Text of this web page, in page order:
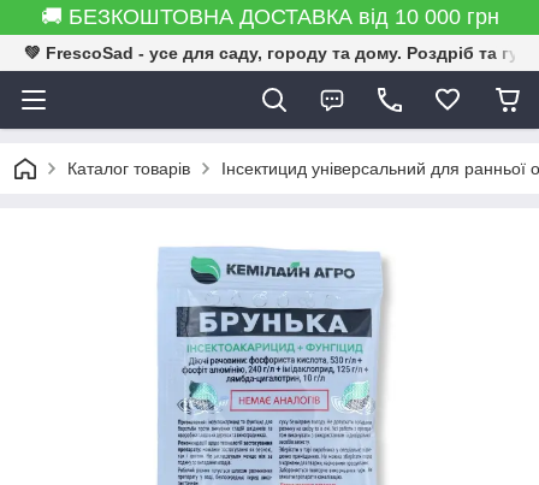
🚚 БЕЗКОШТОВНА ДОСТАВКА від 10 000 грн
💚 FrescoSad - усе для саду, городу та дому. Роздріб та
Каталог товарів Інсектицид універсальний для